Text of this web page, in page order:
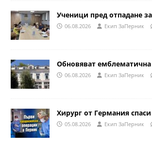
Ученици пред отпадане
06.08.2026 Eкип ЗаПерник
Обновяват
06.08.2026 Eкип ЗаПерник
Хирург от Германия
05.08.2026 Eкип ЗаПерник